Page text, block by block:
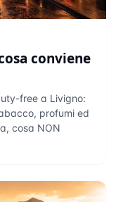
conviene
free a Livigno:
profumi ed
cosa NON